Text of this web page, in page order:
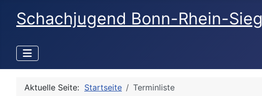
Schachjugend Bonn-Rhein-Sieg
Aktuelle Seite: Startseite Terminliste